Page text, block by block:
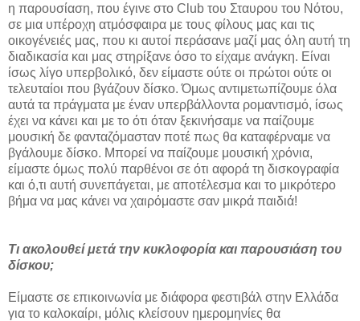
η παρουσίαση, που έγινε στο Club του Σταυρου του Νότου,
σε μια υπέροχη ατμόσφαιρα με τους φίλους μας και τις
οικογένειές μας, που κι αυτοί περάσανε μαζί μας όλη αυτή τη
διαδικασία και μας στηρίξανε όσο το είχαμε ανάγκη. Είναι
ίσως λίγο υπερβολικό, δεν είμαστε ούτε οι πρώτοι ούτε οι
τελευταίοι που βγάζουν δίσκο. Όμως αντιμετωπίζουμε όλα
αυτά τα πράγματα με έναν υπερβάλλοντα ρομαντισμό, ίσως
έχει να κάνει και με το ότι όταν ξεκινήσαμε να παίζουμε
μουσική δε φανταζόμασταν ποτέ πως θα καταφέρναμε να
βγάλουμε δίσκο. Μπορεί να παίζουμε μουσική χρόνια,
είμαστε όμως πολύ παρθένοι σε ότι αφορά τη δισκογραφία
και ό,τι αυτή συνεπάγεται, με αποτέλεσμα και το μικρότερο
βήμα να μας κάνει να χαιρόμαστε σαν μικρά παιδιά!
Τι ακολουθεί μετά την κυκλοφορία και παρουσιάση του
δίσκου;
Είμαστε σε επικοινωνία με διάφορα φεστιβάλ στην Ελλάδα
για το καλοκαίρι, μόλις κλείσουν ημερομηνίες θα